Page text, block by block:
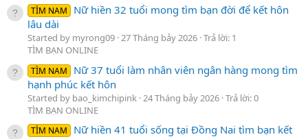
TÌM NAM
Nữ hiền 32 tuổi mong tìm bạn đời để kết hôn
lâu dài
Started by myrong09 27 Tháng bảy 2026 Trả lời: 1
TÌM BẠN ONLINE
TÌM NAM
Nữ 37 tuổi làm nhân viên ngân hàng mong tìm
hạnh phúc kết hôn
Started by bao_kimchipink 24 Tháng bảy 2026 Trả lời: 0
TÌM BẠN ONLINE
TÌM NAM
Nữ hiền 41 tuổi sống tại Đồng Nai tìm bạn kết